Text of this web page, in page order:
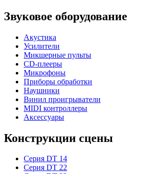
Звуковое оборудование
Акустика
Усилители
Микшерные пульты
CD-плееры
Микрофоны
Приборы обработки
Наушники
Винил проигрыватели
MIDI контроллеры
Аксессуары
Конструкции сцены
Серия DT 14
Серия DT 22